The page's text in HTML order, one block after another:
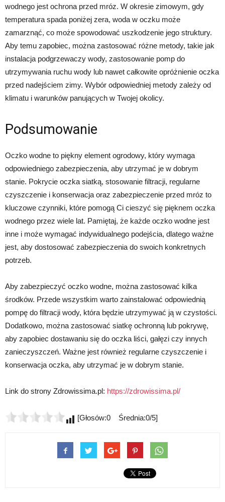
wodnego jest ochrona przed mróz. W okresie zimowym, gdy
temperatura spada poniżej zera, woda w oczku może
zamarznąć, co może spowodować uszkodzenie jego struktury.
Aby temu zapobiec, można zastosować różne metody, takie jak
instalacja podgrzewaczy wody, zastosowanie pomp do
utrzymywania ruchu wody lub nawet całkowite opróżnienie oczka
przed nadejściem zimy. Wybór odpowiedniej metody zależy od
klimatu i warunków panujących w Twojej okolicy.
Podsumowanie
Oczko wodne to piękny element ogrodowy, który wymaga
odpowiedniego zabezpieczenia, aby utrzymać je w dobrym
stanie. Pokrycie oczka siatką, stosowanie filtracji, regularne
czyszczenie i konserwacja oraz zabezpieczenie przed mróz to
kluczowe czynniki, które pomogą Ci cieszyć się pięknem oczka
wodnego przez wiele lat. Pamiętaj, że każde oczko wodne jest
inne i może wymagać indywidualnego podejścia, dlatego ważne
jest, aby dostosować zabezpieczenia do swoich konkretnych
potrzeb.
Aby zabezpieczyć oczko wodne, można zastosować kilka
środków. Przede wszystkim warto zainstalować odpowiednią
pompę do filtracji wody, która będzie utrzymywać ją w czystości.
Dodatkowo, można zastosować siatkę ochronną lub pokrywę,
aby zapobiec dostawaniu się do oczka liści, gałęzi czy innych
zanieczyszczeń. Ważne jest również regularne czyszczenie i
konserwacja oczka, aby utrzymać je w dobrym stanie.
Link do strony Zdrowissima.pl: https://zdrowissima.pl/
[Głosów:0 Średnia:0/5]